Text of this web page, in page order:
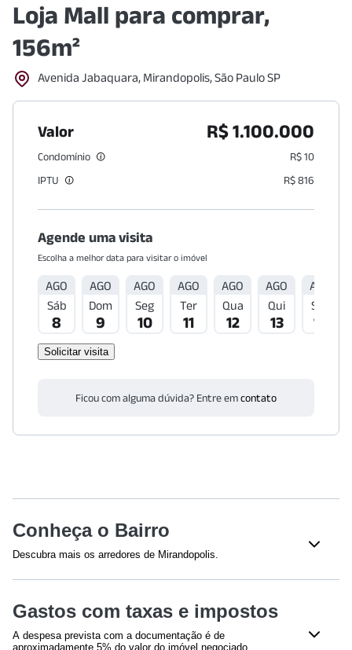
Loja Mall para comprar,
156m²
Avenida Jabaquara, Mirandopolis, São Paulo SP
Valor R$ 1.100.000
Condomínio
R$ 10
IPTU
R$ 816
Agende uma visita
Escolha a melhor data para visitar o imóvel
AGO
Sáb
8
AGO
Dom
9
AGO
Seg
10
AGO
Ter
11
AGO
Qua
12
AGO
Qui
13
AGO
Sex
14
Solicitar visita
Ficou com alguma dúvida? Entre emcontato
Conheça o Bairro
Descubra mais os arredores de Mirandopolis.
Plaza Sul Shopping(1901m)
Saúde
Gastos com taxas e impostos
A despesa prevista com a documentação é de
aproximadamente 5% do valor do imóvel negociado,